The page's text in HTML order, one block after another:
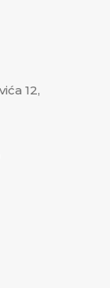
12,